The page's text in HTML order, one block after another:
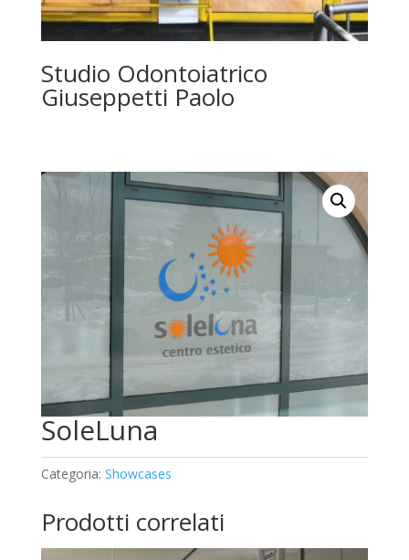
Studio Odontoiatrico
Giuseppetti Paolo
SoleLuna
Categoria: Showcases
Prodotti correlati